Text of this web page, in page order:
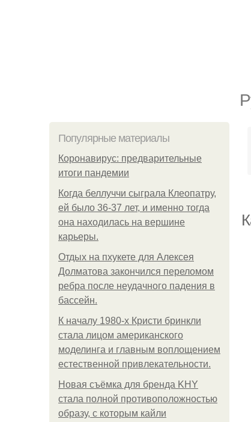
Популярные материалы
Коронавирус: предварительные
итоги пандемии
Когда беллуччи сыграла Клеопатру,
ей было 36-37 лет, и именно тогда
она находилась на вершине
карьеры.
Отдых на пхукете для Алексея
Долматова закончился переломом
ребра после неудачного падения в
бассейн.
К началу 1980-х Кристи бринкли
стала лицом американского
моделинга и главным воплощением
естественной привлекательности.
Новая съёмка для бренда KHY
стала полной противоположностью
образу, с которым кайли